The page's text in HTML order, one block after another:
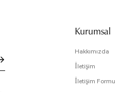
Kurumsal
Hakkımızda
İletişim
İletişim Formu